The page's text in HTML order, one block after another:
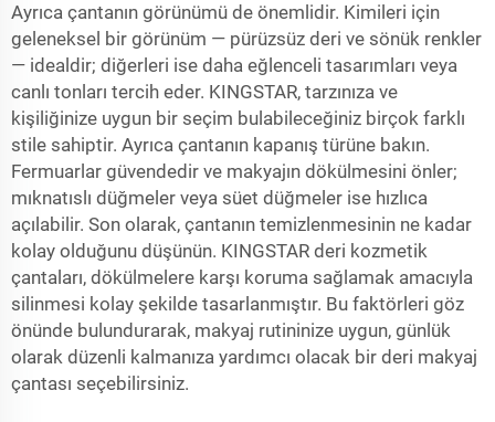
Ayrıca çantanın görünümü de önemlidir. Kimileri için
geleneksel bir görünüm — pürüzsüz deri ve sönük renkler
— idealdir; diğerleri ise daha eğlenceli tasarımları veya
canlı tonları tercih eder. KINGSTAR, tarzınıza ve
kişiliğinize uygun bir seçim bulabileceğiniz birçok farklı
stile sahiptir. Ayrıca çantanın kapanış türüne bakın.
Fermuarlar güvendedir ve makyajın dökülmesini önler;
mıknatıslı düğmeler veya süet düğmeler ise hızlıca
açılabilir. Son olarak, çantanın temizlenmesinin ne kadar
kolay olduğunu düşünün. KINGSTAR deri kozmetik
çantaları, dökülmelere karşı koruma sağlamak amacıyla
silinmesi kolay şekilde tasarlanmıştır. Bu faktörleri göz
önünde bulundurarak, makyaj rutininize uygun, günlük
olarak düzenli kalmanıza yardımcı olacak bir deri makyaj
çantası seçebilirsiniz.